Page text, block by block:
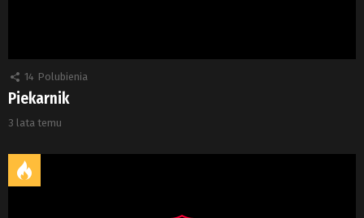
14 Polubienia
Piekarnik
3 lata temu